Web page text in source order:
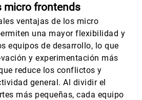
micro frontends
ventajas de los micro
una mayor flexibilidad y
equipos de desarrollo, lo que
y experimentación más
reduce los conflictos y
general. Al dividir el
más pequeñas, cada equipo